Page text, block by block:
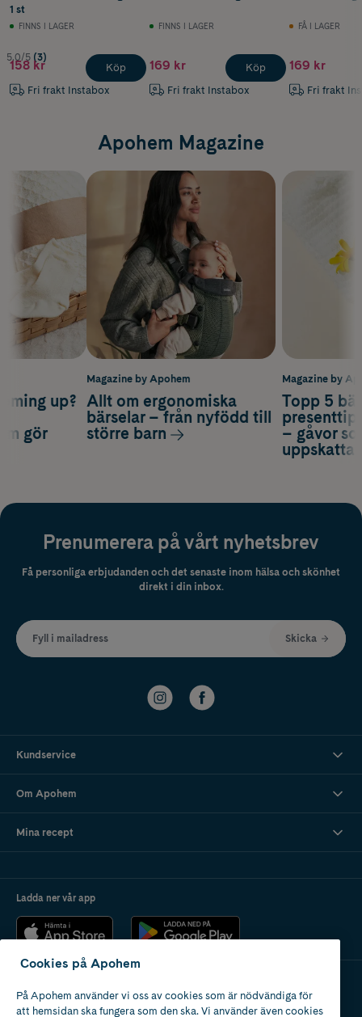
1 st
FINNS I LAGER
5.0/5 (3)
158 kr
Fri frakt Instabox
Köp
FINNS I LAGER
169 kr
Fri frakt Instabox
Köp
FÅ I LAGER
169 kr
Fri frakt
Apohem Magazine
Magazine by
Topp 5
– gåvor
up?
gör
Magazine by Apohem
Allt om ergonomiska
bärselar – från nyfödd till
större barn
Prenumerera på vårt nyhetsbrev
Få personliga erbjudanden och det senaste inom hälsa och skönhet
direkt i din inbox.
Fyll i mailadress Skicka
Kundservice
Om Apohem
Mina recept
Ladda ner vår app
Apotek med tillstånd
av Läkemedelsverket
Cookies på Apohem
På Apohem använder vi oss av cookies som är nödvändiga för
att hemsidan ska fungera som den ska. Vi använder även cookies